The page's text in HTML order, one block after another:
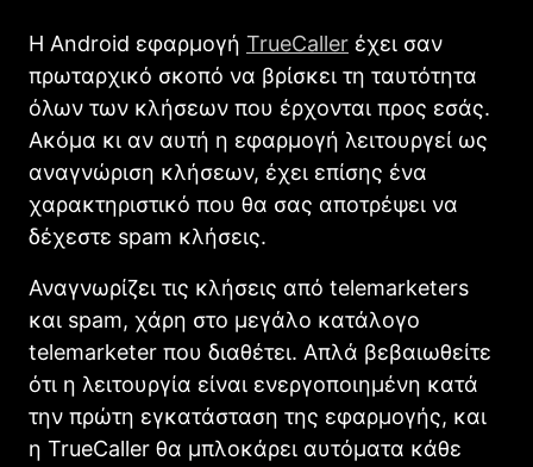
Η Android εφαρμογή TrueCaller έχει σαν
πρωταρχικό σκοπό να βρίσκει τη ταυτότητα
όλων των κλήσεων που έρχονται προς εσάς.
Ακόμα κι αν αυτή η εφαρμογή λειτουργεί ως
αναγνώριση κλήσεων, έχει επίσης ένα
χαρακτηριστικό που θα σας αποτρέψει να
δέχεστε spam κλήσεις.
Αναγνωρίζει τις κλήσεις από telemarketers
και spam, χάρη στο μεγάλο κατάλογο
telemarketer που διαθέτει. Απλά βεβαιωθείτε
ότι η λειτουργία είναι ενεργοποιημένη κατά
την πρώτη εγκατάσταση της εφαρμογής, και
η TrueCaller θα μπλοκάρει αυτόματα κάθε